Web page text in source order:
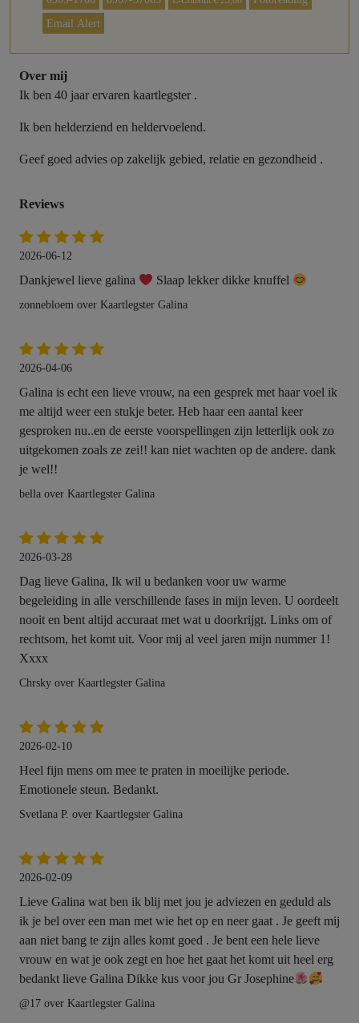
Email Alert
Over mij
Ik ben 40 jaar ervaren kaartlegster .
Ik ben helderziend en heldervoelend.
Geef goed advies op zakelijk gebied, relatie en gezondheid .
Reviews
2026-06-12
Dankjewel lieve galina Slaap lekker dikke knuffel
zonnebloem over Kaartlegster Galina
2026-04-06
Galina is echt een lieve vrouw, na een gesprek met haar voel ik
me altijd weer een stukje beter. Heb haar een aantal keer
gesproken nu..en de eerste voorspellingen zijn letterlijk ook zo
uitgekomen zoals ze zei!! kan niet wachten op de andere. dank
je wel!!
bella over Kaartlegster Galina
2026-03-28
Dag lieve Galina, Ik wil u bedanken voor uw warme
begeleiding in alle verschillende fases in mijn leven. U oordeelt
nooit en bent altijd accuraat met wat u doorkrijgt. Links om of
rechtsom, het komt uit. Voor mij al veel jaren mijn nummer 1!
Xxxx
Chrsky over Kaartlegster Galina
2026-02-10
Heel fijn mens om mee te praten in moeilijke periode.
Emotionele steun. Bedankt.
Svetlana P. over Kaartlegster Galina
2026-02-09
Lieve Galina wat ben ik blij met jou je adviezen en geduld als
ik je bel over een man met wie het op en neer gaat . Je geeft mij
aan niet bang te zijn alles komt goed . Je bent een hele lieve
vrouw en wat je ook zegt en hoe het gaat het komt uit heel erg
bedankt lieve Galina Dikke kus voor jou Gr Josephine
@17 over Kaartlegster Galina